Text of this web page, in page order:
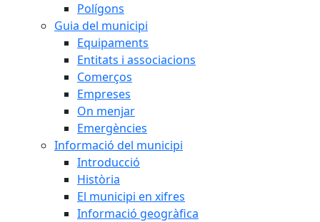
Polígons
Guia del municipi
Equipaments
Entitats i associacions
Comerços
Empreses
On menjar
Emergències
Informació del municipi
Introducció
Història
El municipi en xifres
Informació geogràfica